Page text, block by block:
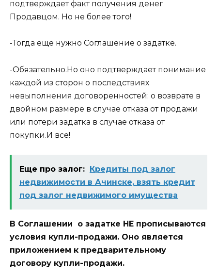
подтверждает факт получения денег
Продавцом. Но не более того!
-Тогда еще нужно Соглашение о задатке.
-Обязательно.Но оно подтверждает понимание
каждой из сторон о последствиях
невыполнения договоренностей: о возврате в
двойном размере в случае отказа от продажи
или потери задатка в случае отказа от
покупки.И все!
Еще про залог: Кредиты под залог
недвижимости в Ачинске, взять кредит
под залог недвижимого имущества
В Соглашении о задатке НЕ прописываются
условия купли-продажи. Оно является
приложением к предварительному
договору купли-продажи.